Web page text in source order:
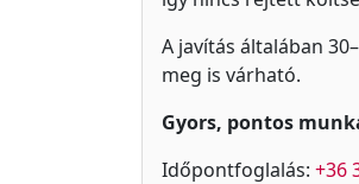
A javítás általában
meg is várható.
Gyors, pontos
Időpontfoglalás: +36